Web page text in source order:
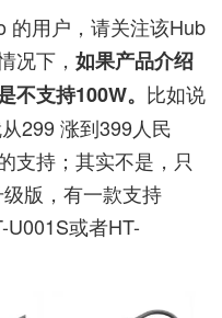
的用户，请关注该Hub
况下， 如果产品介绍
不支持100W。 比如说
299 涨到399人民
支持；其实不是，只
版，有一款支持
U001S或者HT-